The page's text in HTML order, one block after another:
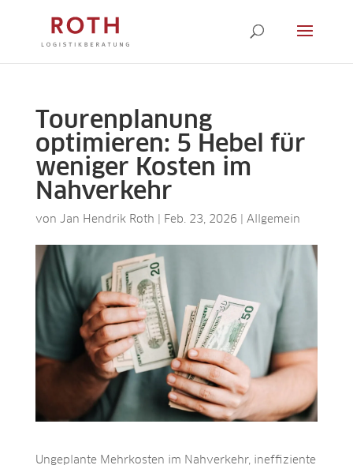
Tourenplanung
optimieren: 5 Hebel für
weniger Kosten im
Nahverkehr
von Jan Hendrik Roth | Feb. 23, 2026 | Allgemein
Ungeplante Mehrkosten im Nahverkehr, ineffiziente